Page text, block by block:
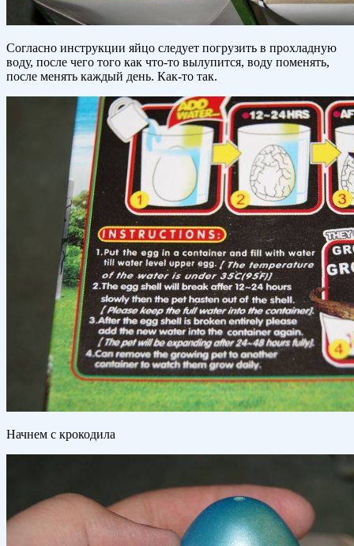
Согласно инструкции яйцо следует погрузить в прохладную
воду, после чего того как что-то вылупится, воду поменять,
после менять каждый день. Как-то так.
Начнем с крокодила